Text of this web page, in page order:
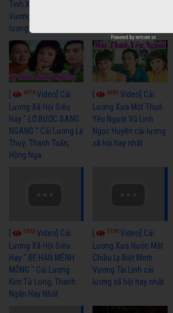
Tình Xưa - Minh
Vương Thoại Mỹ | cải
lương xã hội hay nhất
6976Video] Cải
Lương Xã Hội Siêu
Hay " LỠ BƯỚC SANG
NGANG " Cải Lương Lệ
Thuỷ, Thanh Tuấn,
Hồng Nga
6392Video] Cải
Lương Xưa Một Thuở
Yêu Người Vũ Linh
Ngọc Huyền cải lương
xã hội hay nhất
5462 Video] Cải
Lương Xã Hội Siêu
Hay " BỂ HẬN MÊNH
MÔNG " Cải Lương
Kim Tử Long, Thanh
Ngân Hay Nhất
5739Video] Cải
Lương Xưa Nước Mắt
Chiều Ly Biệt Minh
Vương Tài Linh cải
lương xã hội hay nhất
Powered by netcore.vn